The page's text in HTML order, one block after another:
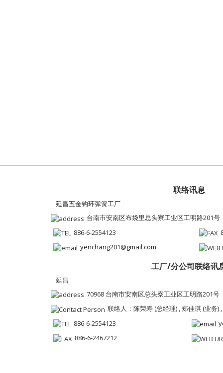
联络讯息
延昌五金钩环弹簧工厂
台南市安南区布袋里总头寮工业区工明路201号
886-6-2554123
yenchang201@gmail.com
工厂/分公司联络讯
延昌
70968 台南市安南区总头寮工业区工明路201号
联络人：陈荣寿 (总经理) , 郑佳琪 (业务)
886-6-2554123
886-6-2467212